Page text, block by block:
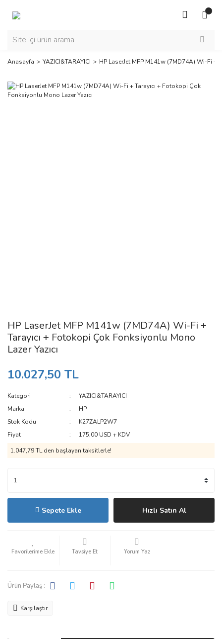
Anasayfa YAZICI&TARAYICI HP LaserJet MFP M141w (7MD74A) Wi-Fi +
HP LaserJet MFP M141w (7MD74A) Wi-Fi +
Tarayıcı + Fotokopi Çok Fonksiyonlu Mono
Lazer Yazıcı
10.027,50 TL
Kategori
YAZICI&TARAYICI
Marka
HP
Stok Kodu
K27ZALP2W7
Fiyat
175,00 USD + KDV
1.047,79 TL den başlayan taksitlerle!
Sepete Ekle Hızlı Satın Al
Tavsiye Et Yorum Yaz
Ürün Paylaş :
Karşılaştır